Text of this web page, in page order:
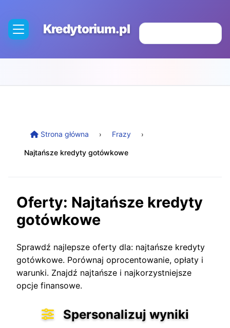
Kredytorium.pl
Strona główna Frazy
Najtańsze kredyty gotówkowe
Oferty: Najtańsze kredyty
gotówkowe
Sprawdź najlepsze oferty dla: najtańsze kredyty
gotówkowe. Porównaj oprocentowanie, opłaty i
warunki. Znajdź najtańsze i najkorzystniejsze
opcje finansowe.
Spersonalizuj wyniki